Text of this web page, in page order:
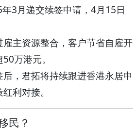
年3月递交续签申请，4月15日
雇主资源整合，客户节省自雇开
万港元。
后，君拓将持续跟进香港永居申
利对接。
民？